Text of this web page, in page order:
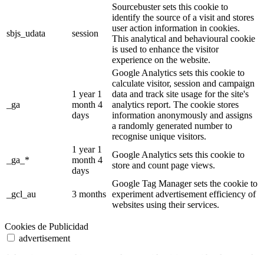
sbjs_udata session
Sourcebuster sets this cookie to
identify the source of a visit and stores
user action information in cookies.
This analytical and behavioural cookie
is used to enhance the visitor
experience on the website.
_ga
1 year 1
month 4
days
Google Analytics sets this cookie to
calculate visitor, session and campaign
data and track site usage for the site's
analytics report. The cookie stores
information anonymously and assigns
a randomly generated number to
recognise unique visitors.
_ga_*
1 year 1
month 4
days
Google Analytics sets this cookie to
store and count page views.
_gcl_au 3 months
Google Tag Manager sets the cookie to
experiment advertisement efficiency of
websites using their services.
Cookies de Publicidad
advertisement